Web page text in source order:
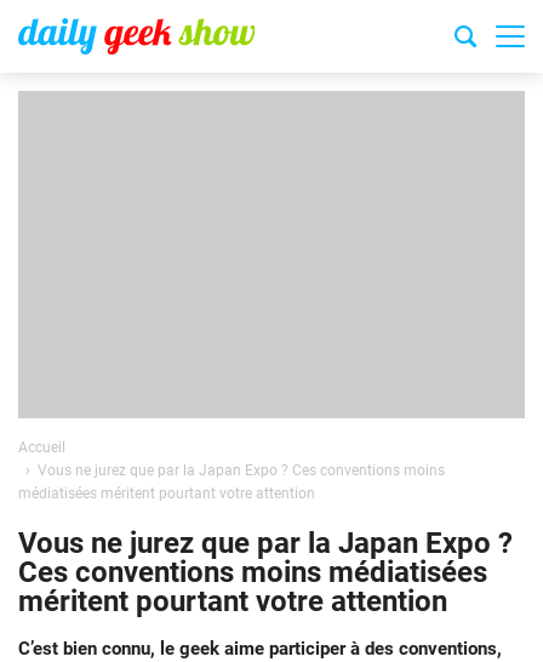
Accueil
Vous ne jurez que par la Japan Expo ? Ces conventions moins
médiatisées méritent pourtant votre attention
Vous ne jurez que par la Japan Expo ?
Ces conventions moins médiatisées
méritent pourtant votre attention
C’est bien connu, le geek aime participer à des conventions,